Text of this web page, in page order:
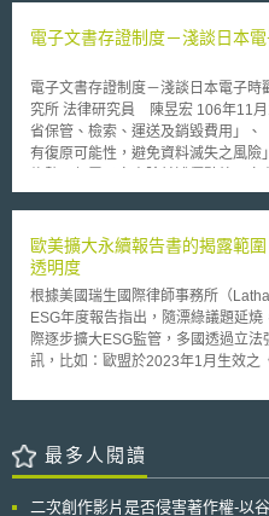
商標為指示品牌商品與服務來源的重
商標權，且其保護範圍可能也因此限
X作為一個常用的英文單字，較易產
（Microsoft）公司2003年註冊與其
Meta公司自2019年起擁有藍白色彩
是社群媒體、軟體等。 為降低前述品牌商標爭議問題，建議企業由品牌標
一、品牌標識設計階段：設計全新
淆誤認等法定無法取得商標等風險，
如：Twitter案新商標X，除了透過品
降低可能的侵權風險。 二、品牌全
則應加強爭議處理機制的建置，以
三、品牌行銷宣傳階段：運用行銷
如：透過投放廣告加強在消費者心中「
Twitter Inc.（現已併入X Corp.）的
值得關注的議題。 本文
電子文書存證制度－淺談日本
電子文書存證制度－淺談日本電子時戳及時戳保
究所 法律研究員 陳昱宏 106年11月13日 一、前言 電子文書
省保管、檢索、運送及銷毀費用」
有復原可能性，避免資料滅失之風險
期之缺點，若記錄於電子文書之智
做為證明電子文書做成時間點之發展
報．研修館所提供之電子時戳保管服
來維護相關智慧財產權利。 二、日本電子時戳制度及相關規定： 日本
政府有鑑於電子文書已逐漸取代紙本
作時間不易證明等種種缺點，進而
時間資訊，以向第三人證明之制度
針[2]，供相關制度使用者做參考，並
業者，即給予認定標章，此即「時刻
Authority簡稱TSA)。 三、電子時戳之功能： 電子時戳係一種證明電子
資料在某一時間點之前確實存在且未
歐美擴大永續報告書的揭露範
透明度
根據美國瑞生國際律師事務所（
ESG年度報告指出，隨漂綠議題延
際逐步擴大ESG監管，多國透過立
訊，比如：歐盟於2023年1月生效之
增加供應鏈資訊的透明度；美國證
訊。 為因應ESG帶來的挑戰，報告建議企業應採取流程化管理方式，了解
產品進出口涉及的其他國家對ESG揭
最多人閱讀
二次創作影片是否侵害著作權-以